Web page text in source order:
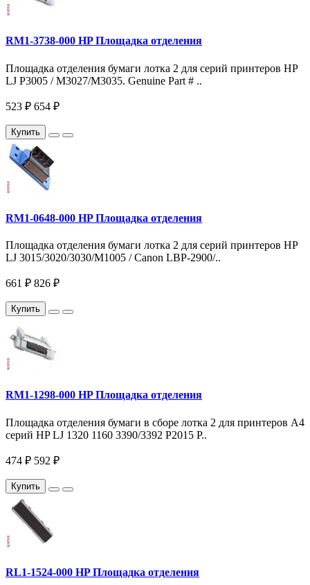
RM1-3738-000 HP Площадка отделения
Площадка отделения бумаги лотка 2 для серий принтеров HP
LJ P3005 / M3027/M3035. Genuine Part # ..
523 ₽ 654 ₽
Купить
RM1-0648-000 HP Площадка отделения
Площадка отделения бумаги лотка 2 для серий принтеров HP
LJ 3015/3020/3030/M1005 / Canon LBP-2900/..
661 ₽ 826 ₽
Купить
RM1-1298-000 HP Площадка отделения
Площадка отделения бумаги в сборе лотка 2 для принтеров A4
серий HP LJ 1320 1160 3390/3392 P2015 P..
474 ₽ 592 ₽
Купить
RL1-1524-000 HP Площадка отделения